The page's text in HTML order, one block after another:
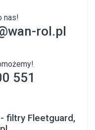
nas!
rol.pl
551
filtry Fleetguard,